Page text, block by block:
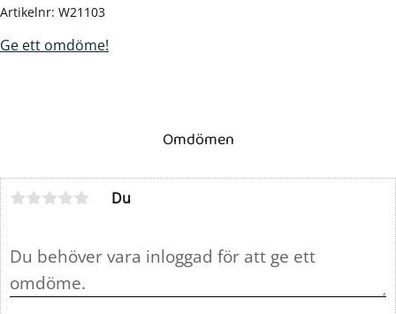
Artikelnr W21103
Ge ett omdöme!
Omdömen
Du